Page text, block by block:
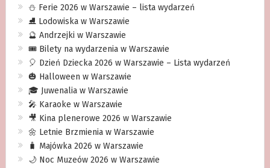
⛄️ Ferie 2026 w Warszawie – lista wydarzeń
⛸ Lodowiska w Warszawie
🔮 Andrzejki w Warszawie
🎟️ Bilety na wydarzenia w Warszawie
🎈 Dzień Dziecka 2026 w Warszawie – Lista wydarzeń
🎃 Halloween w Warszawie
🎓 Juwenalia w Warszawie
🎤 Karaoke w Warszawie
🎥 Kina plenerowe 2026 w Warszawie
🌼 Letnie Brzmienia w Warszawie
🧳 Majówka 2026 w Warszawie
🌙 Noc Muzeów 2026 w Warszawie